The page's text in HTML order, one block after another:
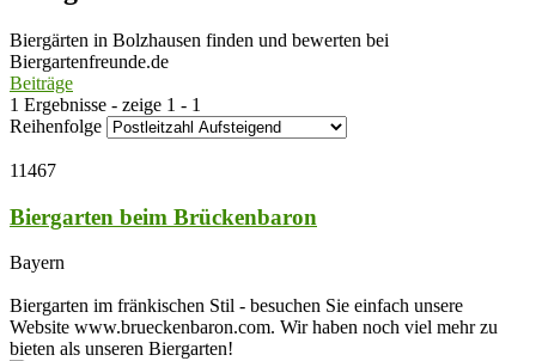
Biergärten in Bolzhausen finden und bewerten bei
Biergartenfreunde.de
Beiträge
1 Ergebnisse - zeige 1 - 1
Reihenfolge
11467
Biergarten beim Brückenbaron
Bayern
Biergarten im fränkischen Stil - besuchen Sie einfach unsere
Website www.brueckenbaron.com. Wir haben noch viel mehr zu
bieten als unseren Biergarten!